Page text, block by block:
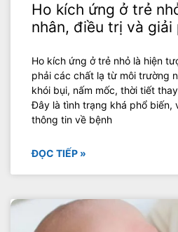
Ho kích ứng ở trẻ
nhân, điều trị và giải
Ho kích ứng ở trẻ nhỏ là hiện
phải các chất lạ từ môi trường
khói bụi, nấm mốc, thời tiết
Đây là tình trạng khá phổ biến,
thông tin về bệnh
ĐỌC TIẾP »